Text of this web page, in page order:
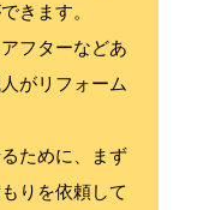
きます。
フターなどあ
がリフォーム
ために、まず
りを依頼して